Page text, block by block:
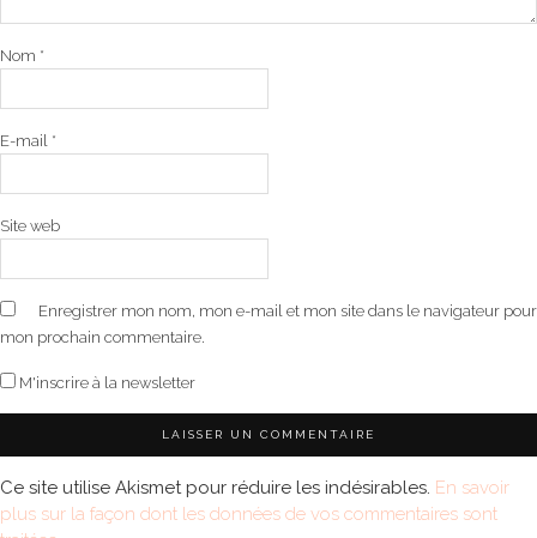
Nom *
E-mail *
Site web
Enregistrer mon nom, mon e-mail et mon site dans le navigateur pour
mon prochain commentaire.
M'inscrire à la newsletter
Ce site utilise Akismet pour réduire les indésirables. En savoir
plus sur la façon dont les données de vos commentaires sont